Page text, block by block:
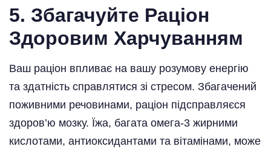
5. Збагачуйте Раціон
Здоровим Харчуванням
Ваш раціон впливає на вашу розумову енергію
та здатність справлятися зі стресом. Збагачений
поживними речовинами, раціон підсправляєся
здоров’ю мозку. Їжа, багата омега-3 жирними
кислотами, антиоксидантами та вітамінами, може